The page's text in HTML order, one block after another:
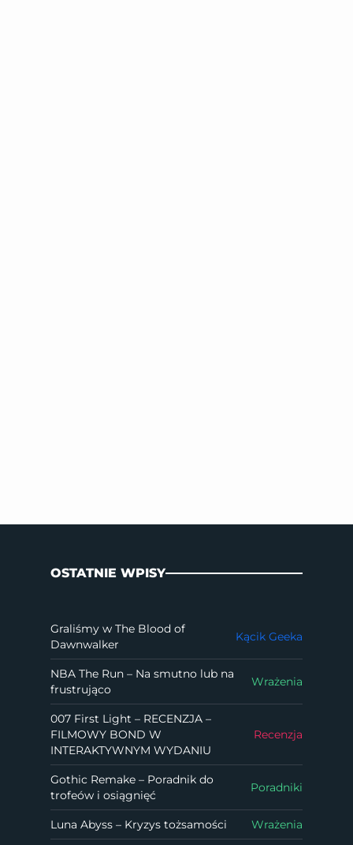
OSTATNIE WPISY
Graliśmy w The Blood of
Dawnwalker
Kącik Geeka
NBA The Run – Na smutno lub na
frustrująco
Wrażenia
007 First Light – RECENZJA –
FILMOWY BOND W
INTERAKTYWNYM WYDANIU
Recenzja
Gothic Remake – Poradnik do
trofeów i osiągnięć
Poradniki
Luna Abyss – Kryzys tożsamości Wrażenia